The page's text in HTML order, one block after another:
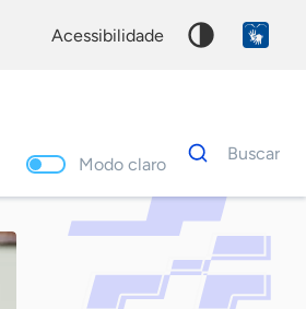
acessibilidade
Modo claro
Dados
para
Buscar
Palavra
chave